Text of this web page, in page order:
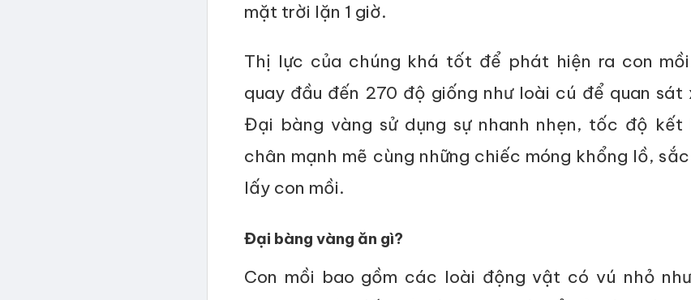
mặt trời lặn 1 giờ.
Thị lực của chúng khá tốt để phát hiện ra con
quay đầu đến 270 độ giống như loài cú để quan sát
Đại bàng vàng sử dụng sự nhanh nhẹn, tốc độ kết
chân mạnh mẽ cùng những chiếc móng khổng lồ,
lấy con mồi.
Đại bàng vàng ăn gì?
Con mồi bao gồm các loài động vật có vú nhỏ